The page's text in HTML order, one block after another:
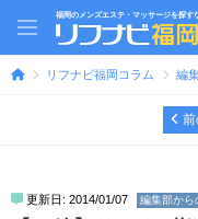
福岡のメンズエステ・マッサージを探す
リフナビ福岡コラム 編
前
更新日: 2014/01/07 編集部から